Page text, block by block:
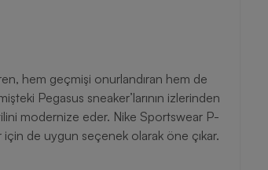
hem geçmişi onurlandıran hem de
Pegasus sneaker’larının izlerinden
modernize eder. Nike Sportswear P-
için de uygun seçenek olarak öne çıkar.